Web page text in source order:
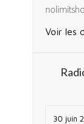
Voir les
30 juin